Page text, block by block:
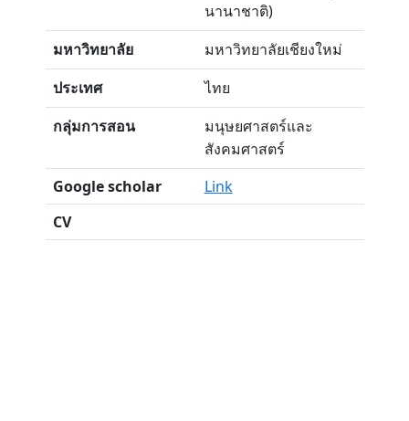
นานาชาติ)
มหาวิทยาลัย
มหาวิทยาลัยเชียงใหม่
ประเทศ
ไทย
กลุ่มการสอน
มนุษยศาสตร์และ
สังคมศาสตร์
Google scholar
Link
CV